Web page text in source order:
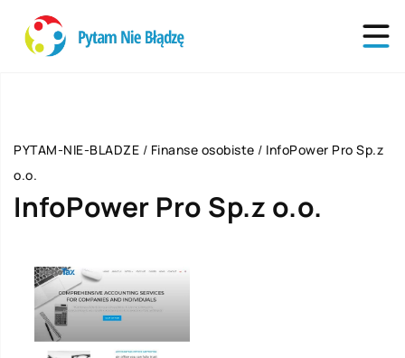
PYTAM-NIE-BLADZE / Finanse osobiste / InfoPower Pro Sp.z
o.o.
InfoPower Pro Sp.z o.o.